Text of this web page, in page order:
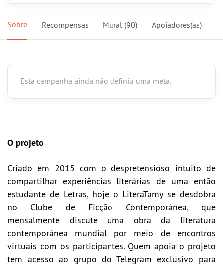
Sobre Recompensas Mural (90) Apoiadores(as)
Esta campanha ainda não definiu uma meta.
O projeto
Criado em 2015 com o despretensioso intuito de
compartilhar experiências literárias de uma então
estudante de Letras, hoje o LiteraTamy se desdobra
no Clube de Ficção Contemporânea, que
mensalmente discute uma obra da literatura
contemporânea mundial por meio de encontros
virtuais com os participantes. Quem apoia o projeto
tem acesso ao grupo do Telegram exclusivo para